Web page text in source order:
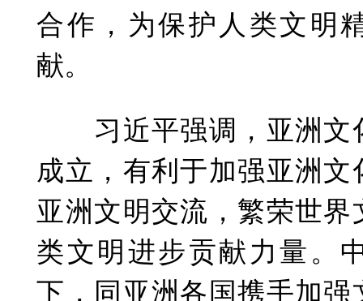
合作，为保护人类文明
献。
习近平强调，亚洲文
成立，有利于加强亚洲
亚洲文明交流，繁荣世
类文明进步贡献力量。
下，同亚洲各国携手加强